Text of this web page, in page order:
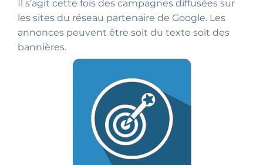
Il s’agit cette fois des campagnes diffusées sur
les sites du réseau partenaire de Google. Les
annonces peuvent être soit du texte soit des
bannières.